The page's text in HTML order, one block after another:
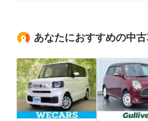
あなたにおすすめの中